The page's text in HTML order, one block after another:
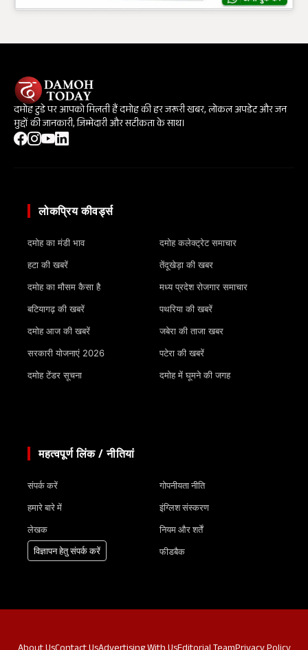
दमोह टुडे पर आपको मिलती हैं दमोह की हर जरूरी खबर, लोकल अपडेट और जन
मुद्दों की जानकारी, जिम्मेदारी और सटीकता के साथ।
लोकप्रिय कीवर्ड्स
दमोह का मंडी भाव
हटा की खबरें
दमोह का मौसम कैसा है
बटियागढ़ की खबरें
दमोह आज की खबरें
सरकारी योजनाएं 2026
दमोह टेंडर सूचना
दमोह कलेक्ट्रेट समाचार
तेंदूखेड़ा की खबर
मध्य प्रदेश रोजगार समाचार
पथरिया की खबरें
जबेरा की ताजा खबर
पटेरा की खबरें
दमोह में घूमने की जगह
महत्वपूर्ण लिंक / नीतियां
संपर्क करें
हमारे बारे में
लेखक
विज्ञापन हेतु संपर्क करें
गोपनीयता नीति
इंग्लिश संस्करण
नियम और शर्तें
फीडबैक